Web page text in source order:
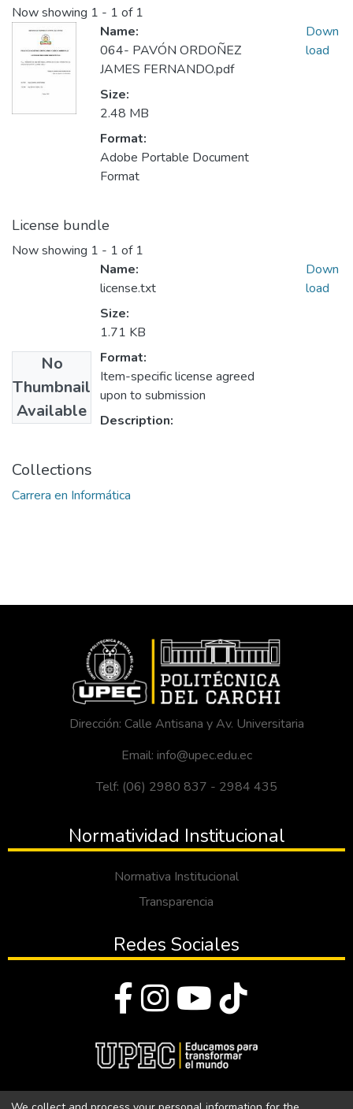
Now showing 1 - 1 of 1
Name:
064- PAVÓN ORDOÑEZ
JAMES FERNANDO.pdf
Size:
2.48 MB
Format:
Adobe Portable Document
Format
Down
load
License bundle
Now showing 1 - 1 of 1
No
Thumbnail
Available
Name:
license.txt
Size:
1.71 KB
Format:
Item-specific license agreed
upon to submission
Description:
Down
load
Collections
Carrera en Informática
Dirección: Calle Antisana y Av. Universitaria
Email: info@upec.edu.ec
Telf: (06) 2980 837 - 2984 435
Normatividad Institucional
Normativa Institucional
Transparencia
Redes Sociales